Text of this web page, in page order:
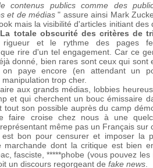
contenus publics comme des
et de médias " assure ainsi Mark
mais la visibilité d'articles initiant des
La totale obscurité des critères de
rigueur et le rythme des pages
rire d'un tel engagement. Car ce
donné, bien rares sont ceux qui sont
paye encore (en attendant un
trop cher.
aux grands médias, lobbies
et qui cherchent un bouc émissaire
tout son possible auprès du camp
faire croise chez nous à une
même pas un Français sur
bon pour censurer et imposer la
marchande dont la critique est bien
fasciste, *****phobe (vous pouvez les
un discours regorgeant de fake news.